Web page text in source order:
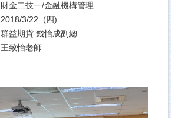
財金二技一/金融機構管理
2018/3/22 (四)
群益期貨 錢怡成副總
王致怡老師